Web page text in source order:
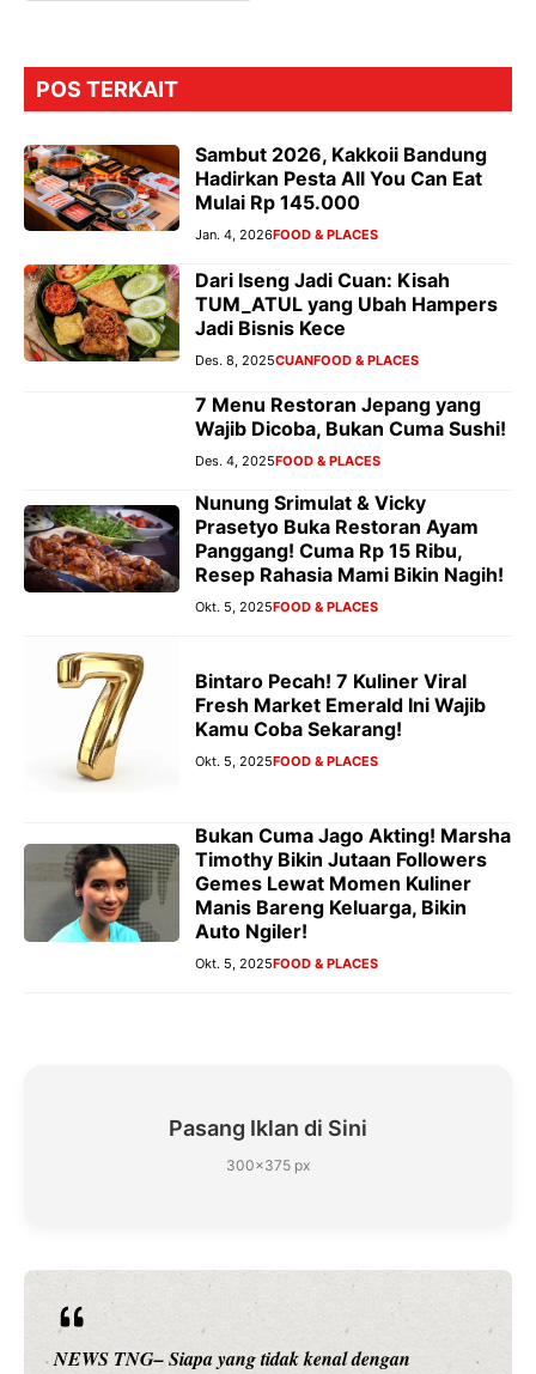
POS TERKAIT
Sambut 2026, Kakkoii Bandung
Hadirkan Pesta All You Can Eat
Mulai Rp 145.000
Jan. 4, 2026FOOD & PLACES
Dari Iseng Jadi Cuan: Kisah
TUM_ATUL yang Ubah Hampers
Jadi Bisnis Kece
Des. 8, 2025CUANFOOD & PLACES
7 Menu Restoran Jepang yang
Wajib Dicoba, Bukan Cuma Sushi!
Des. 4, 2025FOOD & PLACES
Nunung Srimulat & Vicky
Prasetyo Buka Restoran Ayam
Panggang! Cuma Rp 15 Ribu,
Resep Rahasia Mami Bikin Nagih!
Okt. 5, 2025FOOD & PLACES
Bintaro Pecah! 7 Kuliner Viral
Fresh Market Emerald Ini Wajib
Kamu Coba Sekarang!
Okt. 5, 2025FOOD & PLACES
Bukan Cuma Jago Akting! Marsha
Timothy Bikin Jutaan Followers
Gemes Lewat Momen Kuliner
Manis Bareng Keluarga, Bikin
Auto Ngiler!
Okt. 5, 2025FOOD & PLACES
Pasang Iklan di Sini
300×375 px
NEWS TNG– Siapa sangka, dua nama besar di dunia